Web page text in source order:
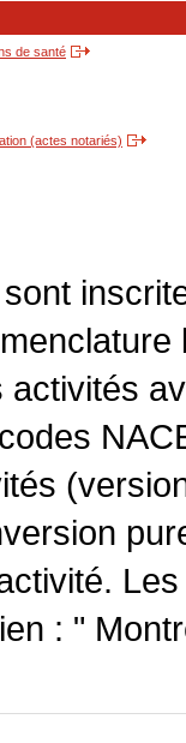
de santé
(actes notariés)
activités
: "